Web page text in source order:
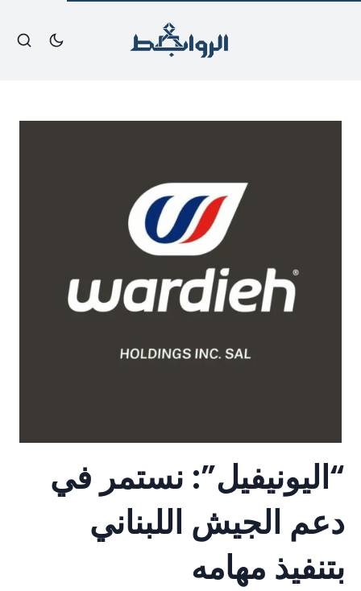
“اليونيفيل”: نستمر في
دعم الجيش اللبناني
بتنفيذ مهامه